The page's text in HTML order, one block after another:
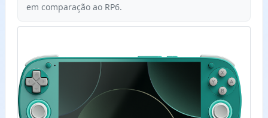
em comparação ao RP6.